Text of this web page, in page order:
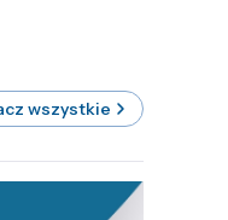
wszystkie